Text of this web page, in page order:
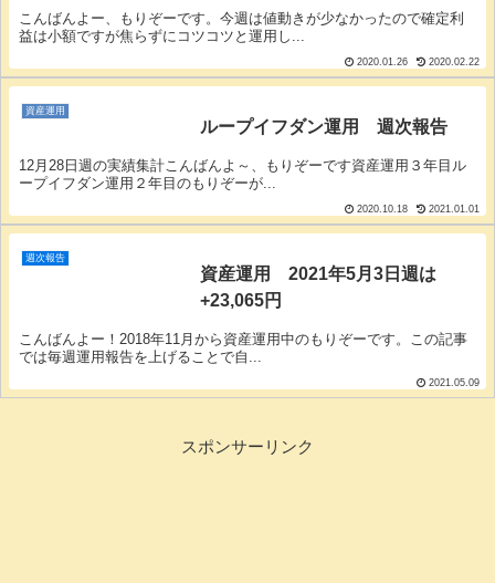
こんばんよー、もりぞーです。今週は値動きが少なかったので確定利
益は小額ですが焦らずにコツコツと運用し...
2020.01.26 2020.02.22
資産運用
ループイフダン運用 週次報告
12月28日週の実績集計こんばんよ～、もりぞーです資産運用３年目ル
ープイフダン運用２年目のもりぞーが...
2020.10.18 2021.01.01
週次報告
資産運用 2021年5月3日週は
+23,065円
こんばんよー！2018年11月から資産運用中のもりぞーです。この記事
では毎週運用報告を上げることで自...
2021.05.09
スポンサーリンク